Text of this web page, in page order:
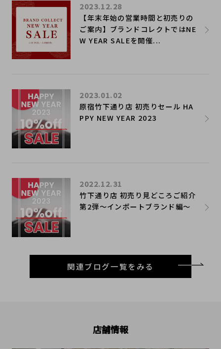
【年末年始の営業時間と初売りの
ご案内】ブランドコレクトではNE
W YEAR SALEを開催...
2023.12.28
原宿竹下通り店 初売りセール HA
PPY NEW YEAR 2023
2023.01.02
竹下通り店 初売り見どころご紹介
第2弾～インポートブランド編～
2022.12.31
関連ブログ一覧をみる
店舗情報